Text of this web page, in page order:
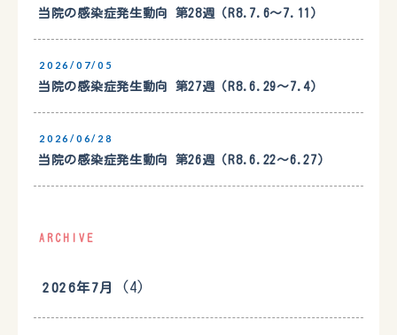
当院の感染症発生動向 第28週（R8.7.6〜7.11）
2026/07/05
当院の感染症発生動向 第27週（R8.6.29〜7.4）
2026/06/28
当院の感染症発生動向 第26週（R8.6.22〜6.27）
ARCHIVE
2026年7月 (4)